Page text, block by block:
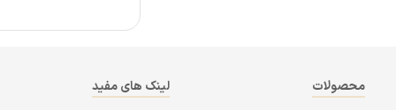
محصولات
لینک های مفید